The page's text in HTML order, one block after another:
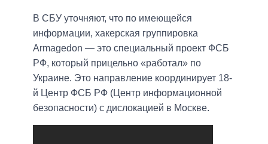
В СБУ уточняют, что по имеющейся
информации, хакерская группировка
Armagedon — это специальный проект ФСБ
РФ, который прицельно «работал» по
Украине. Это направление координирует 18-
й Центр ФСБ РФ (Центр информационной
безопасности) с дислокацией в Москве.